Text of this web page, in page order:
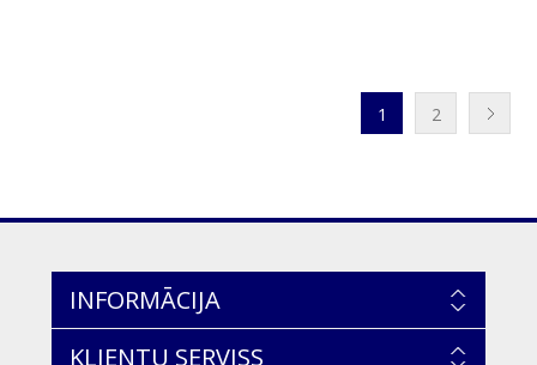
1 2
INFORMĀCIJA
KLIENTU SERVISS